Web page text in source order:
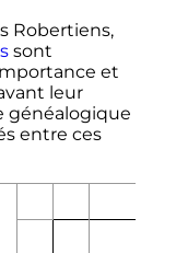
Robertiens,
sont
et
leur
généalogique
entre ces